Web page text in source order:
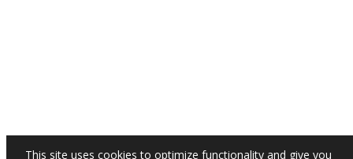
This site uses cookies to optimize functionality and give you